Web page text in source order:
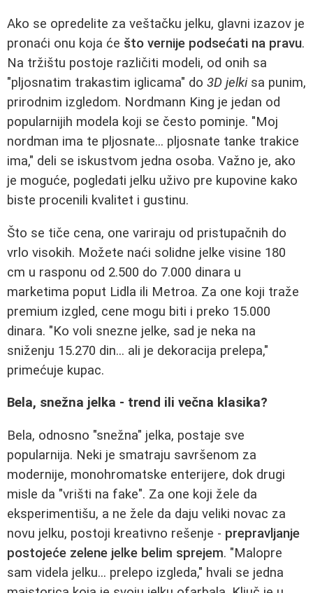
Ako se opredelite za veštačku jelku, glavni izazov je
pronaći onu koja će što vernije podsećati na pravu.
Na tržištu postoje različiti modeli, od onih sa
"pljosnatim trakastim iglicama" do 3D jelkisa punim,
prirodnim izgledom. Nordmann King je jedan od
popularnijih modela koji se često pominje. "Moj
nordman ima te pljosnate... pljosnate tanke trakice
ima," deli se iskustvom jedna osoba. Važno je, ako
je moguće, pogledati jelku uživo pre kupovine kako
biste procenili kvalitet i gustinu.
Što se tiče cena, one variraju od pristupačnih do
vrlo visokih. Možete naći solidne jelke visine 180
cm u rasponu od 2.500 do 7.000 dinara u
marketima poput Lidla ili Metroa. Za one koji traže
premium izgled, cene mogu biti i preko 15.000
dinara. "Ko voli snezne jelke, sad je neka na
sniženju 15.270 din... ali je dekoracija prelepa,"
primećuje kupac.
Bela, snežna jelka - trend ili večna klasika?
Bela, odnosno "snežna" jelka, postaje sve
popularnija. Neki je smatraju savršenom za
modernije, monohromatske enterijere, dok drugi
misle da "vrišti na fake". Za one koji žele da
eksperimentišu, a ne žele da daju veliki novac za
novu jelku, postoji kreativno rešenje - prepravljanje
postojeće zelene jelke belim sprejem. "Malopre
sam videla jelku... prelepo izgleda," hvali se jedna